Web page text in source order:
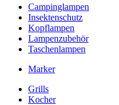
Campinglampen
Insektenschutz
Kopflampen
Lampenzubehör
Taschenlampen
Marker
Grills
Kocher